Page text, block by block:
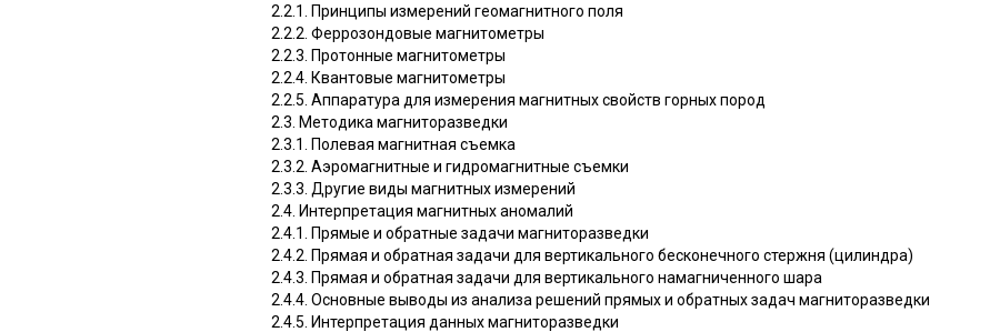
2.2.1. Принципы измерений геомагнитного поля
2.2.2. Феррозондовые магнитометры
2.2.3. Протонные магнитометры
2.2.4. Квантовые магнитометры
2.2.5. Аппаратура для измерения магнитных свойств горных пород
2.3. Методика магниторазведки
2.3.1. Полевая магнитная съемка
2.3.2. Аэромагнитные и гидромагнитные съемки
2.3.3. Другие виды магнитных измерений
2.4. Интерпретация магнитных аномалий
2.4.1. Прямые и обратные задачи магниторазведки
2.4.2. Прямая и обратная задачи для вертикального бесконечного стержня (цилиндра)
2.4.3. Прямая и обратная задачи для вертикального намагниченного шара
2.4.4. Основные выводы из анализа решений прямых и обратных задач магниторазведки
2.4.5. Интерпретация данных магниторазведки